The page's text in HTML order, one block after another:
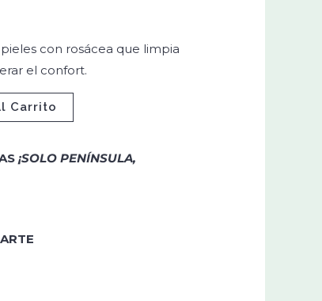
con rosácea que limpia
el confort.
Carrito
¡SOLO PENÍNSULA,